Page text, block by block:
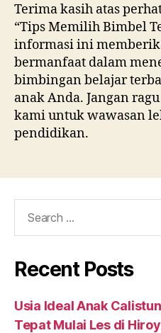
Terima kasih atas
“Tips Memilih Bimbel
informasi ini
bermanfaat dalam
bimbingan belajar
anak Anda. Jangan
kami untuk wawasan
pendidikan.
Recent Posts
Usia Ideal Anak
Tepat Mulai Les di